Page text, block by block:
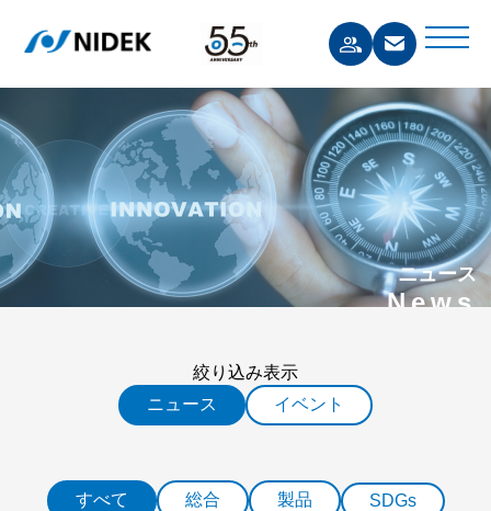
ニュース
News
絞り込み表示
ニュース
イベント
すべて 総合 製品 SDGs